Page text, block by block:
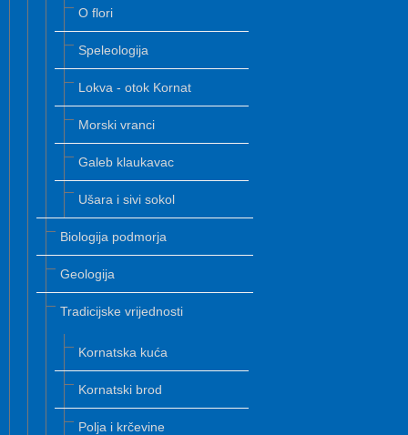
O flori
Speleologija
Lokva - otok Kornat
Morski vranci
Galeb klaukavac
Ušara i sivi sokol
Biologija podmorja
Geologija
Tradicijske vrijednosti
Kornatska kuća
Kornatski brod
Polja i krčevine